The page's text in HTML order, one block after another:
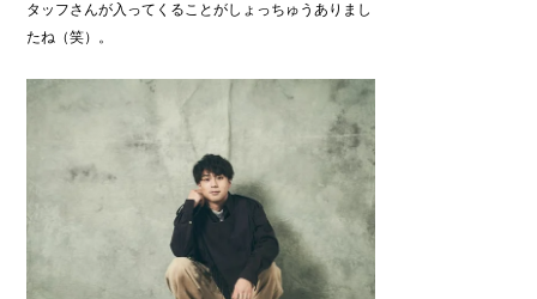
タッフさんが入ってくることがしょっちゅうありまし
たね（笑）。